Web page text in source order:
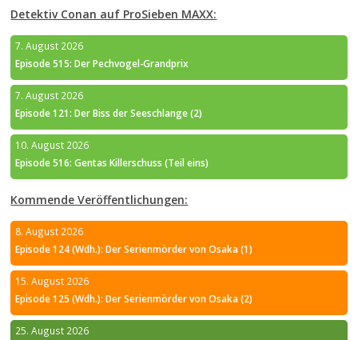
Detektiv Conan auf ProSieben MAXX:
7. August 2026
Episode 515: Der Pechvogel-Grandprix
7. August 2026
Episode 121: Der Biss der Seeschlange (2)
10. August 2026
Episode 516: Gentas Killerschuss (Teil eins)
Kommende Veröffentlichungen:
8. August 2026
Episode 124 (Wdh.): Der Serienmörder von Osaka (1)
15. August 2026
Episode 125 (Wdh.): Der Serienmörder von Osaka (2)
25. August 2026